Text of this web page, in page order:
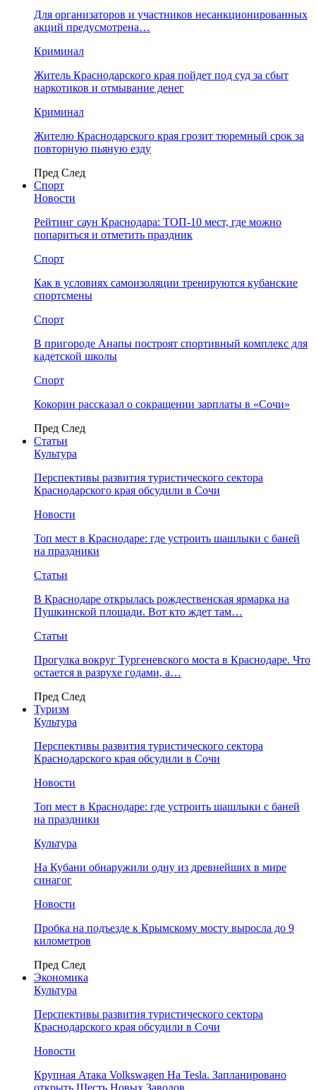
Для организаторов и участников несанкционированных
акций предусмотрена…
Криминал
Житель Краснодарского края пойдет под суд за сбыт
наркотиков и отмывание денег
Криминал
Жителю Краснодарского края грозит тюремный срок за
повторную пьяную езду
Пред След
Спорт
Новости
Рейтинг саун Краснодара: ТОП-10 мест, где можно
попариться и отметить праздник
Спорт
Как в условиях самоизоляции тренируются кубанские
спортсмены
Спорт
В пригороде Анапы построят спортивный комплекс для
кадетской школы
Спорт
Кокорин рассказал о сокращении зарплаты в «Сочи»
Пред След
Статьи
Культура
Перспективы развития туристического сектора
Краснодарского края обсудили в Сочи
Новости
Топ мест в Краснодаре: где устроить шашлыки с баней
на праздники
Статьи
В Краснодаре открылась рождественская ярмарка на
Пушкинской площади. Вот кто ждет там…
Статьи
Прогулка вокруг Тургеневского моста в Краснодаре. Что
остается в разрухе годами, а…
Пред След
Туризм
Культура
Перспективы развития туристического сектора
Краснодарского края обсудили в Сочи
Новости
Топ мест в Краснодаре: где устроить шашлыки с баней
на праздники
Культура
На Кубани обнаружили одну из древнейших в мире
синагог
Новости
Пробка на подъезде к Крымскому мосту выросла до 9
километров
Пред След
Экономика
Культура
Перспективы развития туристического сектора
Краснодарского края обсудили в Сочи
Новости
Крупная Атака Volkswagen На Tesla. Запланировано
открыть Шесть Новых Заводов